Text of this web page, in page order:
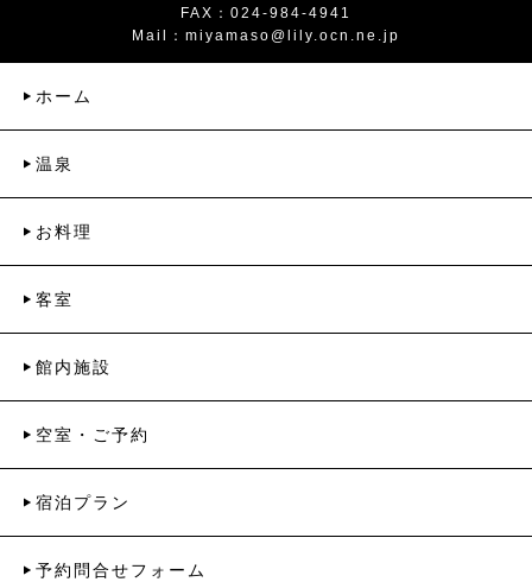
FAX：024-984-4941
Mail： miyamaso@lily.ocn.ne.jp
ホーム
温泉
お料理
客室
館内施設
空室・ご予約
宿泊プラン
予約問合せフォーム